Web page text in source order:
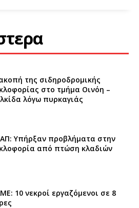
της σιδηροδρομικής
στο τμήμα Οινόη –
λόγω πυρκαγιάς
Υπήρξαν προβλήματα στην
από πτώση κλαδιών
10 νεκροί εργαζόμενοι σε 8